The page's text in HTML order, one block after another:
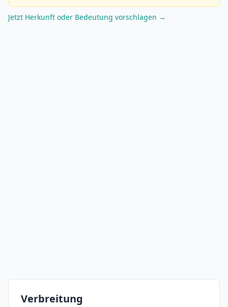
Jetzt Herkunft oder Bedeutung vorschlagen →
Verbreitung